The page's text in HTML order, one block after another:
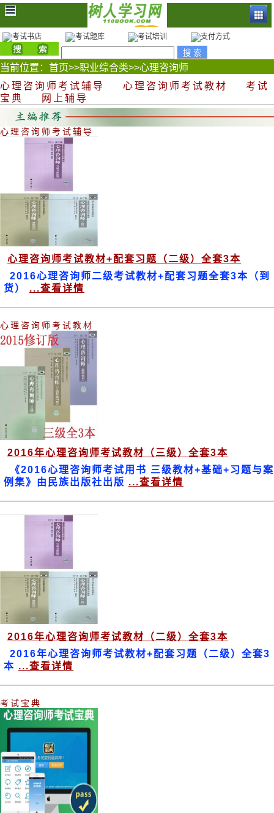
当前位置： 首页>>职业综合类>>心理咨询师
心理咨询师考试辅导
心理咨询师考试教材
考试
宝典
网上辅导
心理咨询师考试辅导
心理咨询师考试教材+配套习题（二级）全套3本
2016心理咨询师二级考试教材+配套习题全套3本（到
货）
...查看详情
心理咨询师考试教材
2016年心理咨询师考试教材（三级）全套3本
《2016心理咨询师考试用书 三级教材+基础+习题与案
例集》由民族出版社出版 ...查看详情
2016年心理咨询师考试教材（二级）全套3本
2016年心理咨询师考试教材+配套习题（二级）全套3
本 ...查看详情
考试宝典